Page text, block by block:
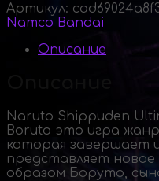
Артикул:
Namco Bandai
Описание
Naruto Shippuden
Boruto это игра
которая завершает
представляет новое
образом Боруто,